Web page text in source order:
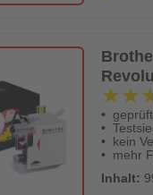
kein
mehr
Inhalt: